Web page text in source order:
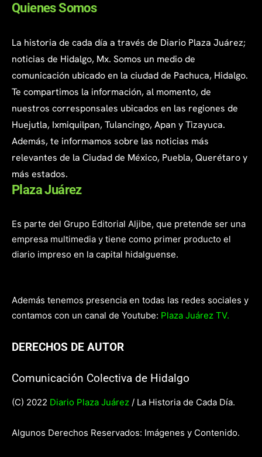
Quienes Somos
La historia de cada día a través de Diario Plaza Juárez;
noticias de Hidalgo, Mx. Somos un medio de
comunicación ubicado en la ciudad de Pachuca, Hidalgo.
Te compartimos la información, al momento, de
nuestros corresponsales ubicados en las regiones de
Huejutla, Ixmiquilpan, Tulancingo, Apan y Tizayuca.
Además, te informamos sobre las noticias más
relevantes de la Ciudad de México, Puebla, Querétaro y
más estados.
Plaza Juárez
Es parte del Grupo Editorial Aljibe, que pretende ser una
empresa multimedia y tiene como primer producto el
diario impreso en la capital hidalguense.
Además tenemos presencia en todas las redes sociales y
contamos con un canal de Youtube: Plaza Juárez TV.
DERECHOS DE AUTOR
Comunicación Colectiva de Hidalgo
(C) 2022 Diario Plaza Juárez / La Historia de Cada Día.
Algunos Derechos Reservados: Imágenes y Contenido.